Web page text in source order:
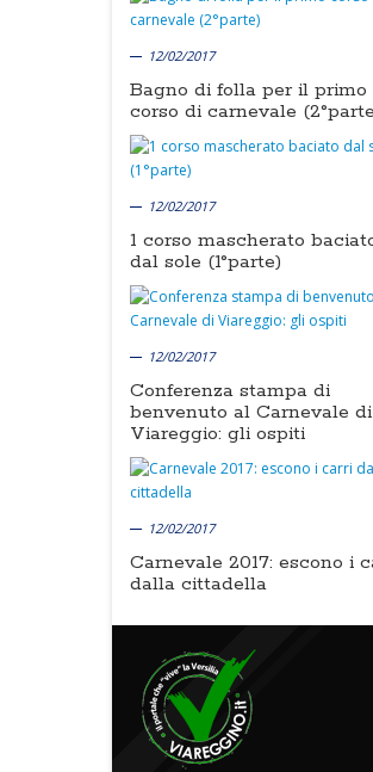
12/02/2017
Bagno di folla per il primo
corso di carnevale
12/02/2017
1 corso mascherato
dal sole (1°parte)
12/02/2017
Conferenza stampa di
benvenuto al Carnevale di
Viareggio: gli ospiti
12/02/2017
Carnevale 2017: escono i
dalla cittadella